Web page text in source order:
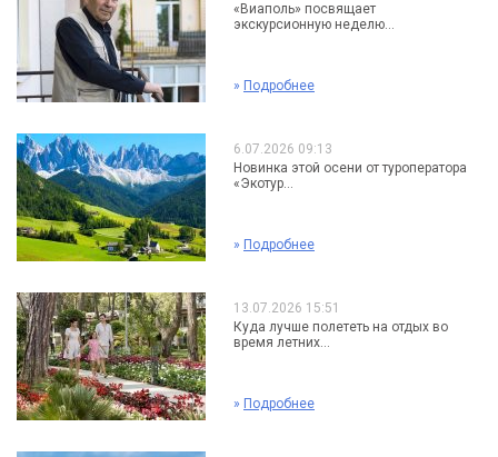
«Виаполь» посвящает
экскурсионную неделю...
» Подробнее
6.07.2026 09:13
Новинка этой осени от туроператора
«Экотур...
» Подробнее
13.07.2026 15:51
Куда лучше полететь на отдых во
время летних...
» Подробнее